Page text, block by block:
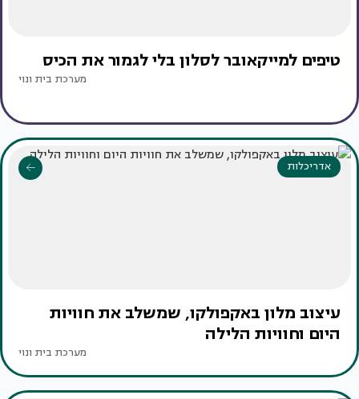
טיפים למייקאובר לסלון בלי לגמור את הכיס
מערכת בית ונוי
אדריכלות
עיצוב מלון באקפולקו, שמשלב את חוויות
היום וחוויות הלילה
מערכת בית ונוי